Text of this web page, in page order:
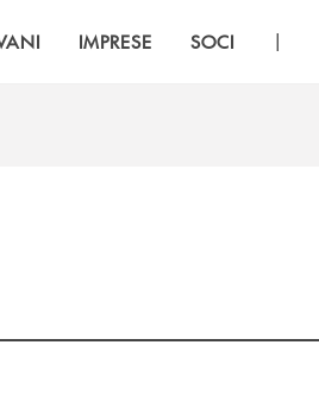
IMPRESE SOCI |